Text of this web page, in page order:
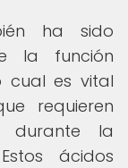
ha sido
la función
cual es vital
requieren
durante la
ácidos